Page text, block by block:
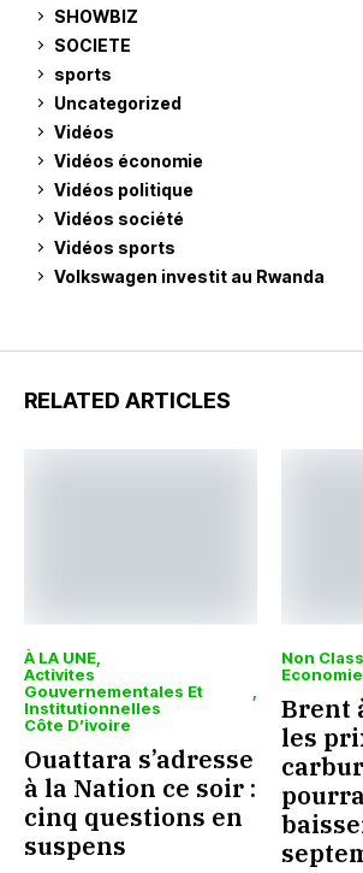
SHOWBIZ
SOCIETE
sports
Uncategorized
Vidéos
Vidéos économie
Vidéos politique
Vidéos société
Vidéos sports
Volkswagen investit au Rwanda
RELATED ARTICLES
À LA UNE
Activites
Gouvernementales Et
Institutionnelles
Côte D’ivoire
Ouattara s’adresse
à la Nation ce soir :
cinq questions en
suspens
Non
Brent
les